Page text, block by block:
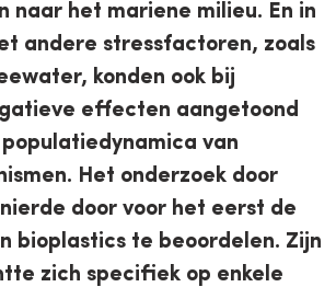
naar het mariene milieu. En in
andere stressfactoren, zoals
konden ook bij
effecten aangetoond
van
Het onderzoek door
door voor het eerst de
bioplastics te beoordelen. Zijn
zich specifiek op enkele